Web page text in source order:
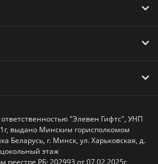
"Элевен Гифтс", УНП
выдано Минским горисполкомом
Беларусь, г. Минск, ул. Харьковская, д.
этаж
реестре РБ: 202993 от 07.02.2025г.